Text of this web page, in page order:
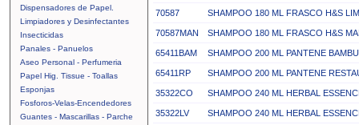
Dispensadores de Papel.
Limpiadores y Desinfectantes
Insecticidas
Panales - Panuelos
Aseo Personal - Perfumeria
Papel Hig. Tissue - Toallas
Esponjas
Fosforos-Velas-Encendedores
Guantes - Mascarillas - Parche
70587 SHAMPOO 180 ML FRASCO H&S
70587MAN SHAMPOO 180 ML FRASCO H&S
65411BAM SHAMPOO 200 ML PANTENE BAMBU
65411RP SHAMPOO 200 ML PANTENE
35322CO SHAMPOO 240 ML HERBAL
35322LV SHAMPOO 240 ML HERBAL